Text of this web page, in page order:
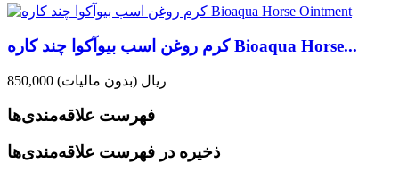
کرم روغن اسب بیوآکوا چند کاره Bioaqua Horse...
850,000 ریال (بدون مالیات)
فهرست علاقه‌مندی‌ها
ذخیره در فهرست علاقه‌مندی‌ها